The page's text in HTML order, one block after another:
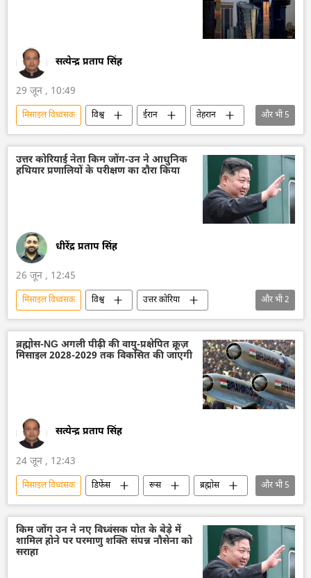
सत्येन्द्र प्रताप सिंह
29 जून , 10:49
मिसाइल विध्वंसक विश्व ईरान
तेहरान
संयुक्त राष्ट्र
अमेरिका-इजराइल-ईरान युद्ध
बैलिस्टिक मिसाइल प्रणाली
ड्रोन ड्रोन हमला
और भी5
उत्तर कोरियाई नेता किम जोंग-उन ने आधुनिक
हथियार प्रणालियों के परीक्षण का दौरा किया
धीरेंद्र प्रताप सिंह
26 जून , 12:45
मिसाइल विध्वंसक विश्व
उत्तर कोरिया
किम जोंग उन
हथियारों की आपूर्ति
और भी2
ब्रह्मोस-NG अगली पीढ़ी की वायु-प्रक्षेपित क्रूज़
मिसाइल 2028-2029 तक विकसित की जाएगी
सत्येन्द्र प्रताप सिंह
24 जून , 12:43
मिसाइल विध्वंसक डिफेंस रूस
ब्रह्मोस
बैलिस्टिक मिसाइल
वायु रक्षा
रक्षा-पंक्ति
राष्ट्रीय सुरक्षा
भारत
और भी5
किम जोंग उन ने नए विध्वंसक पोत के बेड़े में
शामिल होने पर परमाणु शक्ति संपन्न नौसेना को
सराहा